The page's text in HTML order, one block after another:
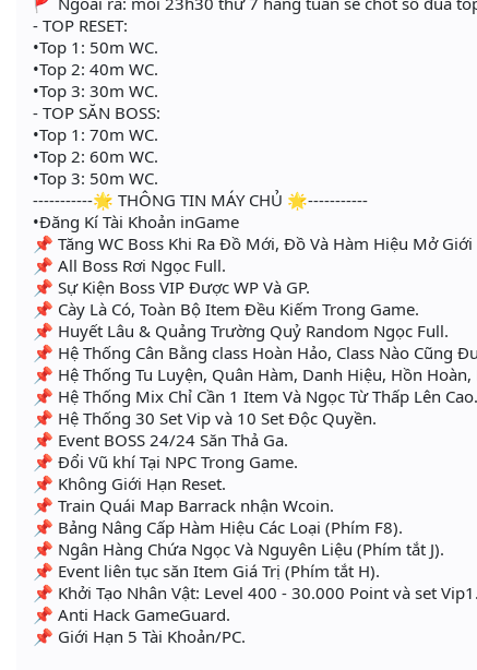
- TOP RESET:
•Top 1: 50m WC.
•Top 2: 40m WC.
•Top 3: 30m WC.
- TOP SĂN BOSS:
•Top 1: 70m WC.
•Top 2: 60m WC.
•Top 3: 50m WC.
-----------🌟 THÔNG TIN MÁY CHỦ 🌟-----------
•Đăng Kí Tài Khoản inGame
📌 Tăng WC Boss Khi Ra Đồ Mới, Đồ Và Hàm Hiệu Mở Giới
📌 All Boss Rơi Ngọc Full.
📌 Sự Kiện Boss VIP Được WP Và GP.
📌 Cày Là Có, Toàn Bộ Item Đều Kiếm Trong Game.
📌 Huyết Lâu & Quảng Trường Quỷ Random Ngọc Full.
📌 Hệ Thống Cân Bằng class Hoàn Hảo, Class Nào Cũng
📌 Hệ Thống Tu Luyện, Quân Hàm, Danh Hiệu, Hồn Hoàn,
📌 Hệ Thống Mix Chỉ Cần 1 Item Và Ngọc Từ Thấp Lên Cao.
📌 Hệ Thống 30 Set Vip và 10 Set Độc Quyền.
📌 Event BOSS 24/24 Săn Thả Ga.
📌 Đổi Vũ khí Tại NPC Trong Game.
📌 Không Giới Hạn Reset.
📌 Train Quái Map Barrack nhận Wcoin.
📌 Bảng Nâng Cấp Hàm Hiệu Các Loại (Phím F8).
📌 Ngân Hàng Chứa Ngọc Và Nguyên Liệu (Phím tắt J).
📌 Event liên tục săn Item Giá Trị (Phím tắt H).
📌 Khởi Tạo Nhân Vật: Level 400 - 30.000 Point và set Vip1.
📌 Anti Hack GameGuard.
📌 Giới Hạn 5 Tài Khoản/PC.